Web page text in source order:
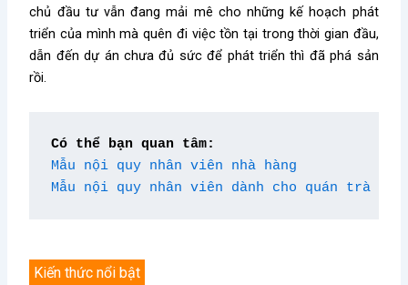
chủ đầu tư vẫn đang mải mê cho những kế hoạch phát
triển của mình mà quên đi việc tồn tại trong thời gian đầu,
dẫn đến dự án chưa đủ sức để phát triển thì đã phá sản
rồi.
Có thể bạn quan tâm:
Mẫu nội quy nhân viên nhà hàng
Mẫu nội quy nhân viên dành cho quán trà sữa
Kiến thức nổi bật